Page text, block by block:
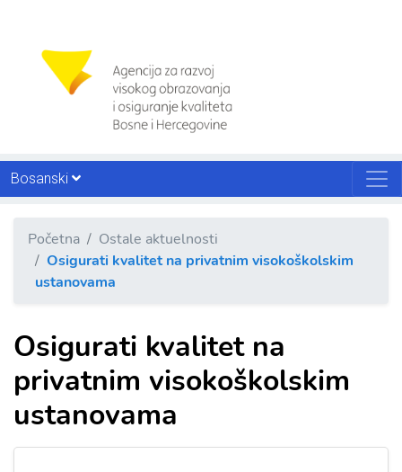
Bosanski
Početna
Ostale aktuelnosti
Osigurati kvalitet na privatnim visokoškolskim
ustanovama
Osigurati kvalitet na
privatnim visokoškolskim
ustanovama